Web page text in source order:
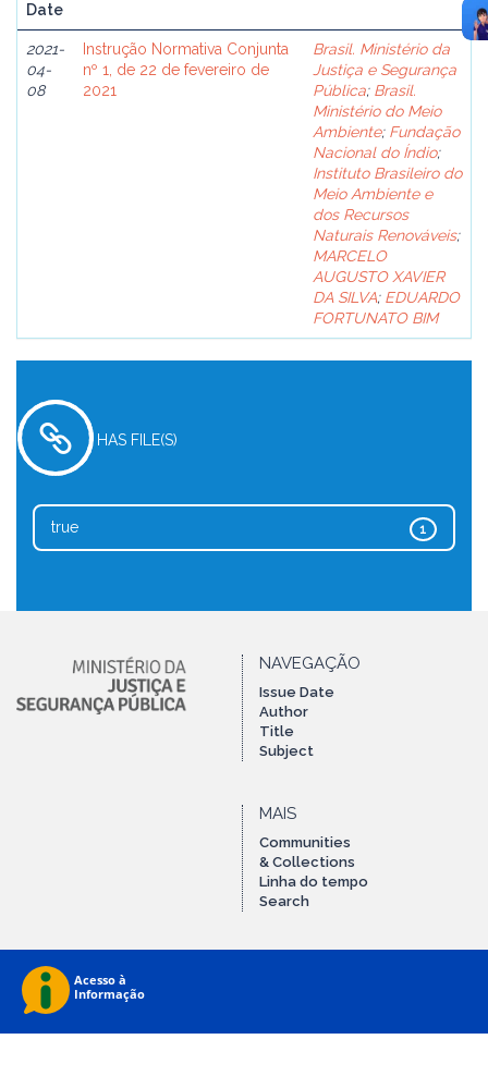
Date
2021-
04-
08
Instrução Normativa Conjunta
nº 1, de 22 de fevereiro de
2021
Brasil. Ministério da
Justiça e Segurança
Pública; Brasil.
Ministério do Meio
Ambiente; Fundação
Nacional do Índio;
Instituto Brasileiro do
Meio Ambiente e
dos Recursos
Naturais Renováveis;
MARCELO
AUGUSTO XAVIER
DA SILVA; EDUARDO
FORTUNATO BIM
HAS FILE(S)
1
true
NAVEGAÇÃO
Issue Date
Author
Title
Subject
MAIS
Communities
& Collections
Linha do tempo
Search